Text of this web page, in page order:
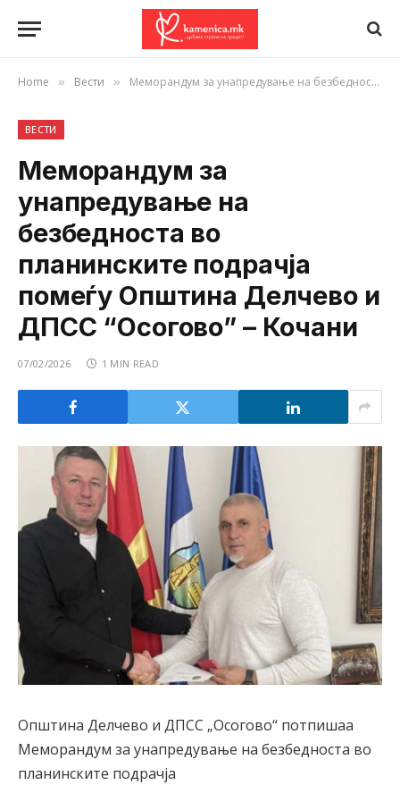
Home » Вести » Меморандум за унапредување на безбедноста во планинските подрачја помеѓу Општина Делчево и ДПСС “Осогово” – Кочани
ВЕСТИ
Меморандум за
унапредување на
безбедноста во
планинските подрачја
помеѓу Општина Делчево и
ДПСС “Осогово” – Кочани
07/02/2026 1 MIN READ
Општина Делчево и ДПСС „Осогово“ потпишаа
Меморандум за унапредување на безбедноста во
планинските подрачја